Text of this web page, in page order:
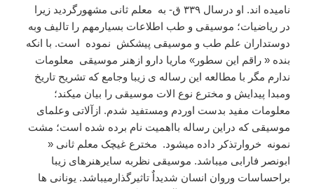
نامیده اند. او درسال ۳۳۹ ق- به معلم ثانی مشهورگردید زیرا
در ریاضیات؛ موسیقی و طب اطلاعات بسیارمهم را تالیف وبه
دوستداران علم طب و موسیقی پیشکش نموده است. با انکه
بنده « راقم این سطور» ماریا دارو ازهنر موسیقی معلومات
ندارم مگر با مطالعه این رساله ی زیبا وجامع که تشریح تاریخ
ومبدا پیدایش و مخترع نوع الات موسیقی را بیان میکند؛
معلومات مفید بدست اوردم ومستفید شدم. ازآلاتی وعلمای
موسیقی که دراین رساله بااهمیت نام برده شده است؛ مشت
نمونه خروارتذکر داده میشود. مخترع غیچک معلم ثانی «
ابونصر فارابی میباشد. موسیقی نظربه سایرهنرهای زیبا
براحساسات وروان انسان شدیداٌ تاثیرگذارمیباشد. یونانی ها